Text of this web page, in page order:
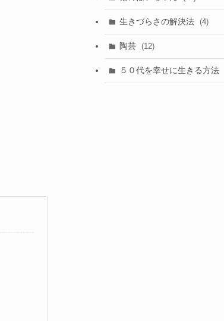
生きづらさの解決法 (4)
陶芸 (12)
５０代を幸せに生きる方法